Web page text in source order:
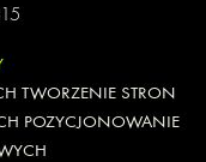
TWORZENIE STRON
POZYCJONOWANIE